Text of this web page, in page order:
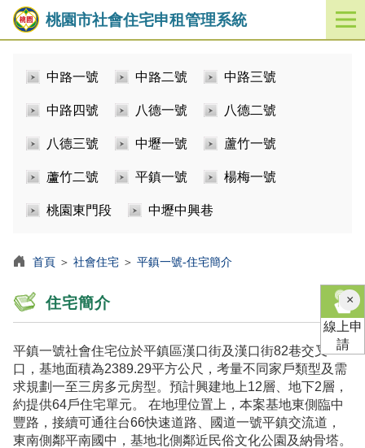
桃園市社會住宅申租管理系統
開
啟
中路一號 中路二號 中路三號
中路四號 八德一號 八德二號
八德三號 中壢一號 蘆竹一號
蘆竹二號 平鎮一號 楊梅一號
桃園東門段 中壢中興巷
首頁 ＞ 社會住宅 ＞ 平鎮一號-住宅簡介
住宅簡介
平鎮一號社會住宅位於平鎮區漢口街及漢口街82巷交叉
口，基地面積為2389.29平方公尺，考量不同家戶類型及需
求規劃一至三房多元房型。預計興建地上12層、地下2層，
約提供64戶住宅單元。 在地理位置上，本案基地東側臨中
豐路，接續可通往台66快速道路、國道一號平鎮交流道，
東南側鄰平南國中，基地北側鄰近民俗文化公園及納骨塔。
×關
閉
線上申
請